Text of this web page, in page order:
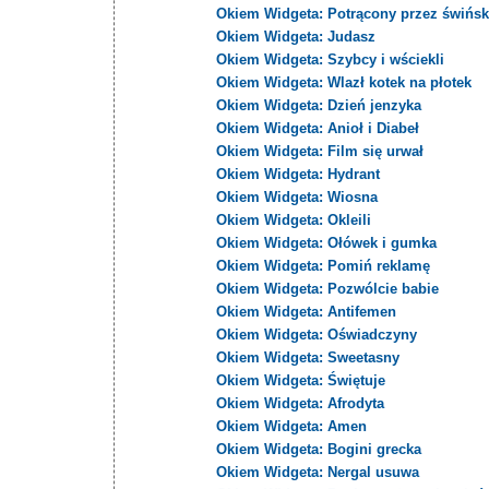
Okiem Widgeta: Potrącony przez
Okiem Widgeta: Judasz
Okiem Widgeta: Szybcy i wściekli
Okiem Widgeta: Wlazł kotek na płotek
Okiem Widgeta: Dzień jenzyka
Okiem Widgeta: Anioł i Diabeł
Okiem Widgeta: Film się urwał
Okiem Widgeta: Hydrant
Okiem Widgeta: Wiosna
Okiem Widgeta: Okleili
Okiem Widgeta: Ołówek i gumka
Okiem Widgeta: Pomiń reklamę
Okiem Widgeta: Pozwólcie babie
Okiem Widgeta: Antifemen
Okiem Widgeta: Oświadczyny
Okiem Widgeta: Sweetasny
Okiem Widgeta: Świętuje
Okiem Widgeta: Afrodyta
Okiem Widgeta: Amen
Okiem Widgeta: Bogini grecka
Okiem Widgeta: Nergal usuwa